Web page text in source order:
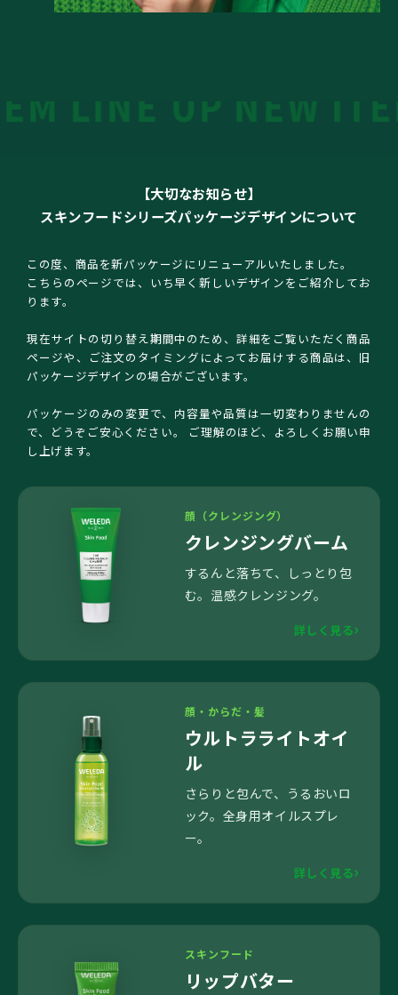
NEW ITEM LINE UP
【大切なお知らせ】
スキンフードシリーズパッケージデザインについて
この度、商品を新パッケージにリニューアルいたしました。
こちらのページでは、いち早く新しいデザインをご紹介してお
ります。
現在サイトの切り替え期間中のため、詳細をご覧いただく商品
ページや、ご注文のタイミングによってお届けする商品は、旧
パッケージデザインの場合がございます。
パッケージのみの変更で、内容量や品質は一切変わりませんの
で、どうぞご安心ください。 ご理解のほど、よろしくお願い申
し上げます。
顔（クレンジング）
クレンジングバーム
するんと落ちて、しっとり包
む。温感クレンジング。
詳しく見る
顔・からだ・髪
ウルトラライトオイ
ル
さらりと包んで、うるおいロ
ック。全身用オイルスプレ
ー。
詳しく見る
スキンフード
リップバター